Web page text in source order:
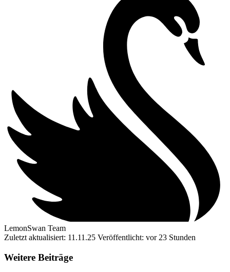
LemonSwan Team
Zuletzt aktualisiert: 11.11.25 Veröffentlicht: vor 23 Stunden
Weitere Beiträge